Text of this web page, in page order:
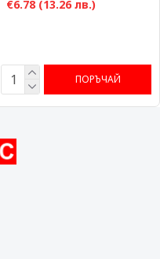
€6.78(13.26 лв.)
ПОРЪЧАЙ